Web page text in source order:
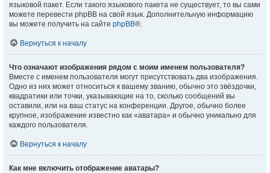
языковой пакет. Если такого языкового пакета не существует, то вы сами
можете перевести phpBB на свой язык. Дополнительную информацию
вы можете получить на сайте phpBB®.
Вернуться к началу
Что означают изображения рядом с моим именем пользователя?
Вместе с именем пользователя могут присутствовать два изображения.
Одно из них может относиться к вашему званию, обычно это звёздочки,
квадратики или точки, указывающие на то, сколько сообщений вы
оставили, или на ваш статус на конференции. Другое, обычно более
крупное, изображение известно как «аватара» и обычно уникально для
каждого пользователя.
Вернуться к началу
Как мне включить отображение аватары?